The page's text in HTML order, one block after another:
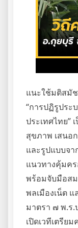
แนะใช้มติสมั
“การปฏิรูประ
ประเทศไทย”
สุขภาพ เสนอ
และรูปแบบจ
แนวทางคุ้มคร
พร้อมจับมือส
พลเมืองเน็ต
มาตรา ๗ พ.ร.
เปิดเวทีเตรีย